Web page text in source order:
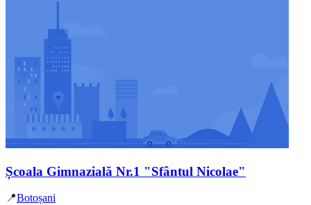
Școala Gimnazială Nr.1 "Sfântul Nicolae"
📍Botoșani